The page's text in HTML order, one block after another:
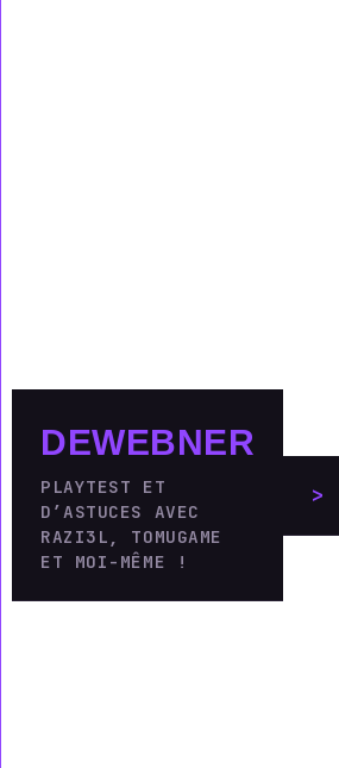
DEWEBNER
PLAYTEST ET
D’ASTUCES AVEC
RAZI3L, TOMUGAME
ET MOI-MÊME !